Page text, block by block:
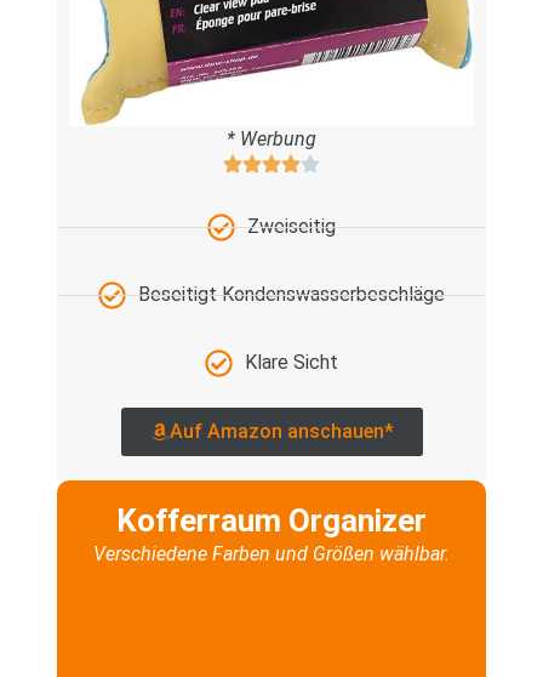
* Werbung
Zweiseitig
Beseitigt Kondenswasserbeschläge
Klare Sicht
Auf Amazon anschauen*
Kofferraum Organizer
Verschiedene Farben und Größen wählbar.